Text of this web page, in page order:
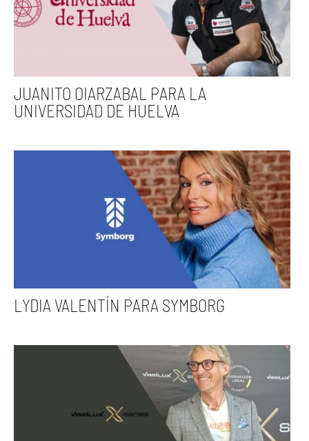
JUANITO OIARZABAL PARA LA
UNIVERSIDAD DE HUELVA
LYDIA VALENTÍN PARA SYMBORG